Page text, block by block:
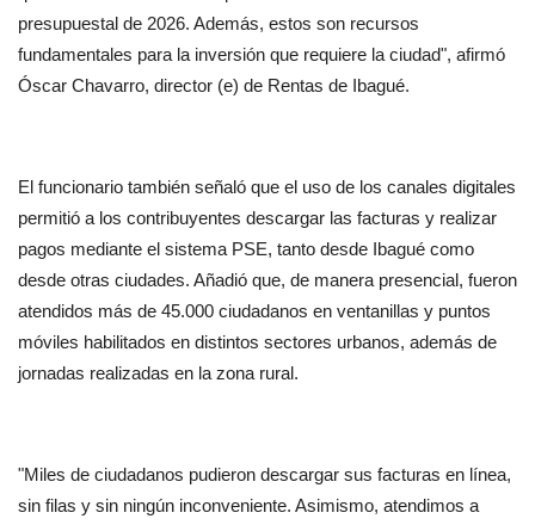
presupuestal de 2026. Además, estos son recursos
fundamentales para la inversión que requiere la ciudad", afirmó
Óscar Chavarro, director (e) de Rentas de Ibagué.
El funcionario también señaló que el uso de los canales digitales
permitió a los contribuyentes descargar las facturas y realizar
pagos mediante el sistema PSE, tanto desde Ibagué como
desde otras ciudades. Añadió que, de manera presencial, fueron
atendidos más de 45.000 ciudadanos en ventanillas y puntos
móviles habilitados en distintos sectores urbanos, además de
jornadas realizadas en la zona rural.
"Miles de ciudadanos pudieron descargar sus facturas en línea,
sin filas y sin ningún inconveniente. Asimismo, atendimos a